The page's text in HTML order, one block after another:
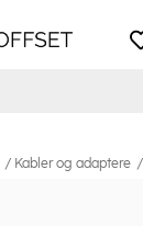
Kabler og adaptere